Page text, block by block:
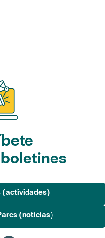
media es de 0 estrellas de
(actividades)
(noticias)